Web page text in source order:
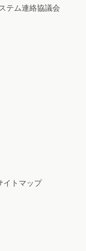
テム連絡協議会
イトマップ